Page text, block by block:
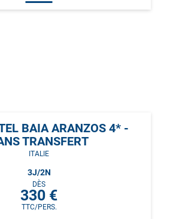
BAIA ARANZOS 4* -
TRANSFERT
ITALIE
3J/2N
DÈS
330 €
TTC/PERS.